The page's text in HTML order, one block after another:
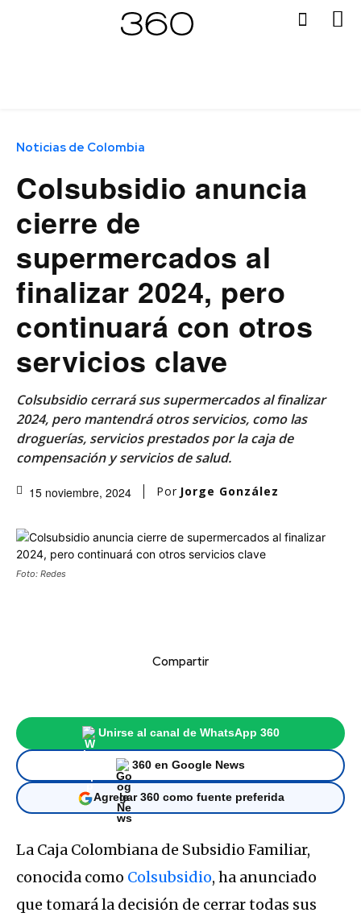
Noticias de Colombia
Colsubsidio anuncia
cierre de
supermercados al
finalizar 2024, pero
continuará con otros
servicios clave
Colsubsidio cerrará sus supermercados al finalizar
2024, pero mantendrá otros servicios, como las
droguerías, servicios prestados por la caja de
compensación y servicios de salud.
15 noviembre, 2024 Por Jorge González
Foto: Redes
Compartir
Unirse al canal de WhatsApp 360
360 en Google News
Agregar 360 como fuente preferida
La Caja Colombiana de Subsidio Familiar,
conocida como Colsubsidio, ha anunciado
que tomará la decisión de cerrar todas sus